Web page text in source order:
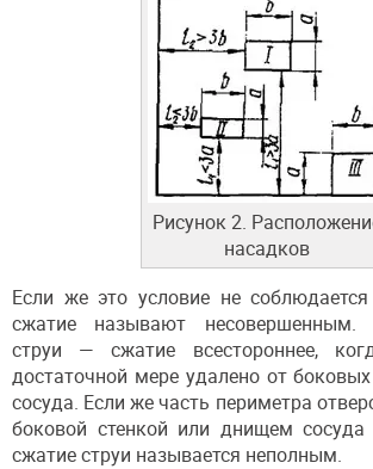
Рисунок 2.
насадков
Если же это условие не
сжатие называют несовершенным.
струи — сжатие всестороннее,
достаточной мере удалено от
сосуда. Если же часть периметра
боковой стенкой или днищем
сжатие струи называется неполным.